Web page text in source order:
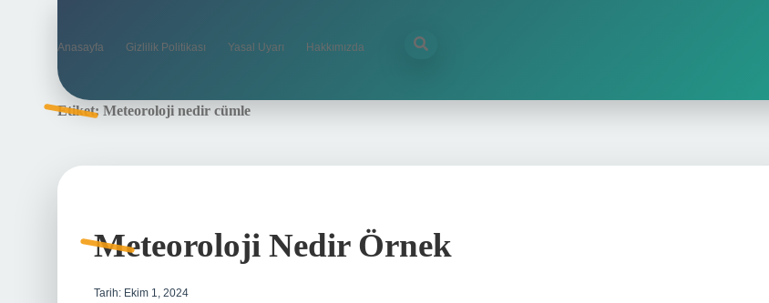
Anasayfa Gizlilik Politikası Yasal Uyarı Hakkımızda
Etiket: Meteoroloji nedir cümle
Meteoroloji Nedir Örnek
Tarih: Ekim 1, 2024